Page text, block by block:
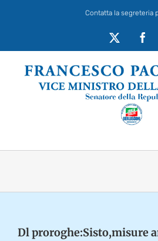
Contatta la segreteria
Dl proroghe:Sisto,misure